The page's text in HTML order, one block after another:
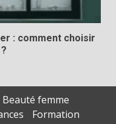
: comment choisir
Beauté femme
Formation